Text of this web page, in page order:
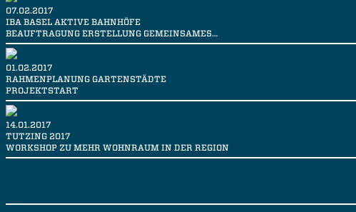
07.02.2017
IBA BASEL AKTIVE BAHNHÖFE
BEAUFTRAGUNG ERSTELLUNG GEMEINSAMES…
01.02.2017
RAHMENPLANUNG GARTENSTÄDTE
PROJEKTSTART
14.01.2017
TUTZING 2017
WORKSHOP ZU MEHR WOHNRAUM IN DER REGION